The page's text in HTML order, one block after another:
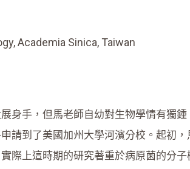
Academia Sinica, Taiwan
身手，但馬老師自幼對生物學情有獨
請到了美國加州大學河濱分校。起初
際上這時期的研究著重於病原菌的分